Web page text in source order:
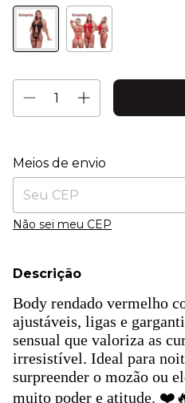
Entregas para o CEP:
Meios de envio
Não sei meu CEP
Descrição
Body rendado vermelho
ajustáveis, ligas e
sensual que valoriza as
irresistível. Ideal para
surpreender o mozão ou
muito poder e atitude.